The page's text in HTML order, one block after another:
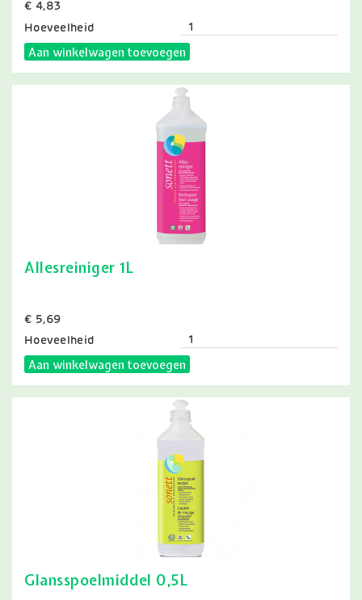
Prijs
€ 4,83
Hoeveelheid
Aan winkelwagen toevoegen
Allesreiniger 1L
Prijs
€ 5,69
Hoeveelheid
Aan winkelwagen toevoegen
Glansspoelmiddel 0,5L